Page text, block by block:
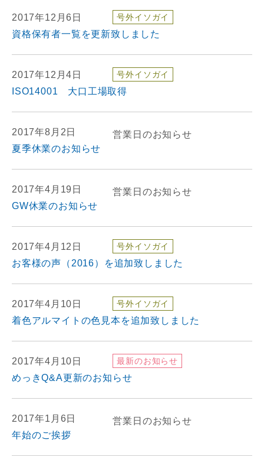
2017年12月6日
資格保有者一覧を更新致しました
号外イソガイ
2017年12月4日
ISO14001 大口工場取得
号外イソガイ
2017年8月2日
夏季休業のお知らせ
営業日のお知らせ
2017年4月19日
GW休業のお知らせ
営業日のお知らせ
2017年4月12日
お客様の声（2016）を追加致しました
号外イソガイ
2017年4月10日
着色アルマイトの色見本を追加致しました
号外イソガイ
2017年4月10日
めっきQ&A更新のお知らせ
最新のお知らせ
2017年1月6日
年始のご挨拶
営業日のお知らせ